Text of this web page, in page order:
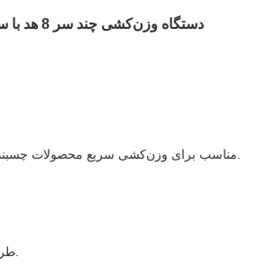
دستگاه وزن‌کشی چند سر 8 هد با سرعت بالا و سه لایه برای مواد غذایی روغنی/چسبنده/تازه